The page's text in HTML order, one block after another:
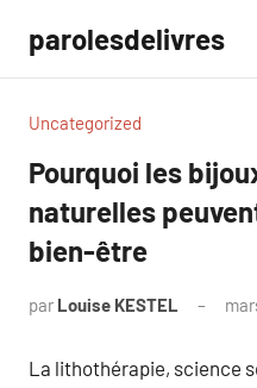
contenu
parolesdelivres
Uncategorized
Pourquoi les
naturelles
bien-être
par Louise KESTEL
La lithothérapie, science